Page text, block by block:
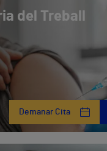
del Treball
Demanar Cita